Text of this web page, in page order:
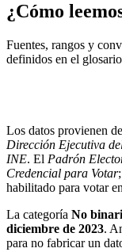
¿Cómo
Fuentes, rangos y
definidos en el
Los datos provienen
Dirección Ejecutiva
INE. El Padrón
Credencial para Votar
habilitado para votar
La categoría No
diciembre de 2023.
para no fabricar un